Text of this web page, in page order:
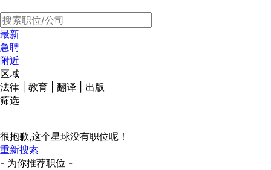
最新
急聘
附近
区域
法律 | 教育 | 翻译 | 出版
筛选
很抱歉,这个星球没有职位呢！
重新搜索
- 为你推荐职位 -